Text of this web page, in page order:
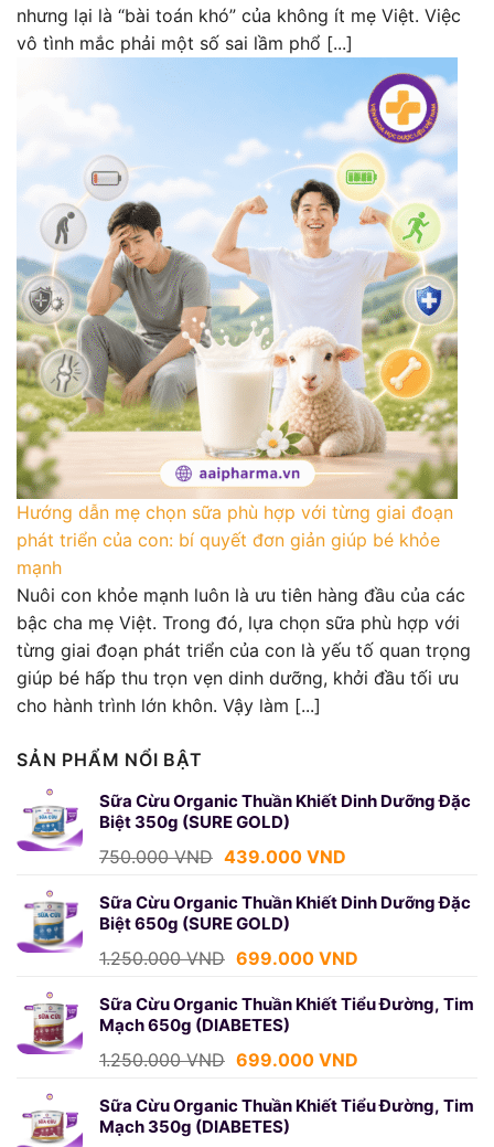
nhưng lại là “bài toán khó” của không ít mẹ Việt. Việc
vô tình mắc phải một số sai lầm phổ [...]
Hướng dẫn mẹ chọn sữa phù hợp với từng giai đoạn
phát triển của con: bí quyết đơn giản giúp bé khỏe
mạnh
Nuôi con khỏe mạnh luôn là ưu tiên hàng đầu của các
bậc cha mẹ Việt. Trong đó, lựa chọn sữa phù hợp với
từng giai đoạn phát triển của con là yếu tố quan trọng
giúp bé hấp thu trọn vẹn dinh dưỡng, khởi đầu tối ưu
cho hành trình lớn khôn. Vậy làm [...]
SẢN PHẨM NỔI BẬT
Sữa Cừu Organic Thuần Khiết Dinh Dưỡng Đặc
Biệt 350g (SURE GOLD)
750.000VND Giá
là:
750.000 VND.
439.000 VNDGiá
tại
439.000 VND.
Sữa Cừu Organic Thuần Khiết Dinh Dưỡng Đặc
Biệt 650g (SURE GOLD)
1.250.000VND Giá
là:
1.250.000 VND.
699.000 VNDGiá
tại
Sữa Cừu Organic Thuần Khiết Tiểu Đường, Tim
Mạch 650g (DIABETES)
1.250.000VND Giá
là:
1.250.000 VND.
699.000 VNDGiá
tại
Sữa Cừu Organic Thuần Khiết Tiểu Đường, Tim
Mạch 350g (DIABETES)